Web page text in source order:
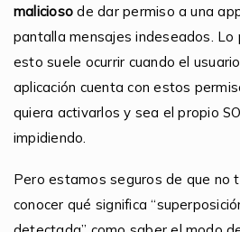
malicioso de dar permiso a una
pantalla mensajes indeseados.
esto suele ocurrir cuando el
aplicación cuenta con estos
quiera activarlos y sea el propio
impidiendo.
Pero estamos seguros de que no
conocer qué significa